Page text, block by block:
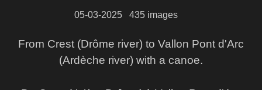
05-03-2025 435 images
From Crest (Drôme river) to Vallon Pont d'Arc
(Ardèche river) with a canoe.